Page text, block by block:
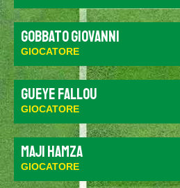
Gobbato Giovanni
GIOCATORE
Gueye Fallou
GIOCATORE
MAJI HAMZA
GIOCATORE